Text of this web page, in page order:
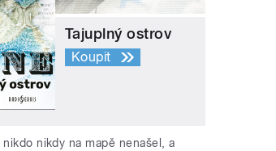
Tajuplný ostrov
Koupit
nikdy na mapě nenašel, a